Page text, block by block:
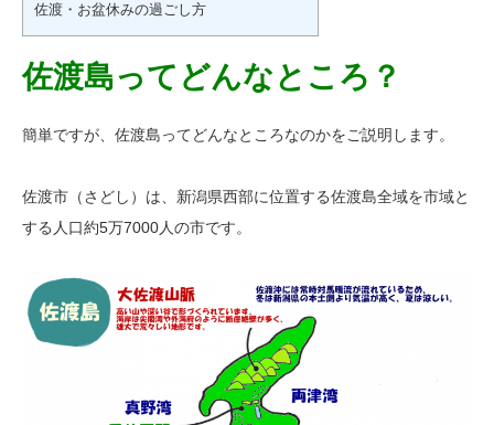
佐渡・お盆休みの過ごし方
佐渡島ってどんなところ？
簡単ですが、佐渡島ってどんなところなのかをご説明します。
佐渡市（さどし）は、新潟県西部に位置する佐渡島全域を市域と
する人口約5万7000人の市です。